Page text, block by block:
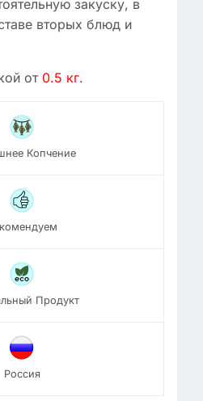
закуску, в
вторых блюд и
от 0.5 кг.
Копчение
Продукт
Россия